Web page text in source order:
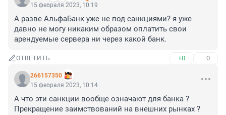
15 февраля 2023, 10:19
А разве АльфаБанк уже не под санкциями? я уже
давно не могу никаким образом оплатить свои
арендуемые сервера ни через какой банк.
ОТВЕТИТЬ +0 –0
266157350
15 февраля 2023, 10:14
А что эти санкции вообще означают для банка ?
Прекращение заимствований на внешних рынках ?